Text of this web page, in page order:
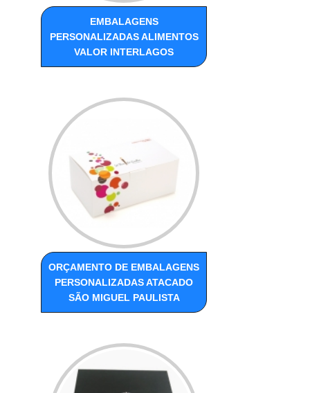
EMBALAGENS
PERSONALIZADAS ALIMENTOS
VALOR INTERLAGOS
ORÇAMENTO DE EMBALAGENS
PERSONALIZADAS ATACADO
SÃO MIGUEL PAULISTA